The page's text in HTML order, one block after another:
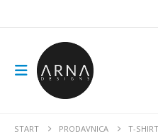
START PRODAVNICA T-